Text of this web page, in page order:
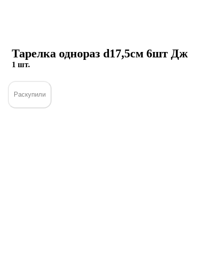
Тарелка однораз d17,5см 6шт Дж
1 шт.
Раскупили